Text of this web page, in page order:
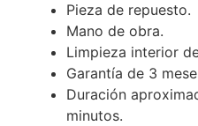
Pieza de repuesto.
Mano de obra.
Limpieza interior
Garantía de 3
Duración
minutos.